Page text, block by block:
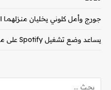
جورج وأمل كلوني يخليان
يساعد وضع تشغيل Spotify على مطابقة الألحان مع الإيقاع